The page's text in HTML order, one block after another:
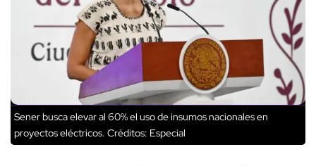
Sener busca elevar al 60% el uso de insumos nacionales en
proyectos eléctricos. Créditos: Especial